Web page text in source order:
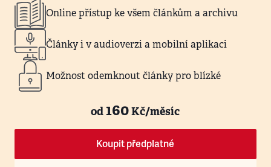
Online přístup ke všem článkům a archivu
Články i v audioverzi a mobilní aplikaci
Možnost odemknout články pro blízké
od160Kč/měsíc
Koupit předplatné